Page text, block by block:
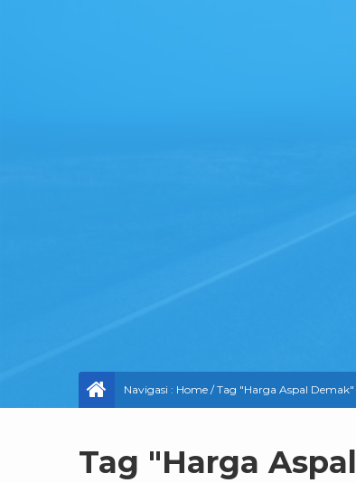
Navigasi : Home /Tag "Harga Aspal Demak"
Tag "Harga